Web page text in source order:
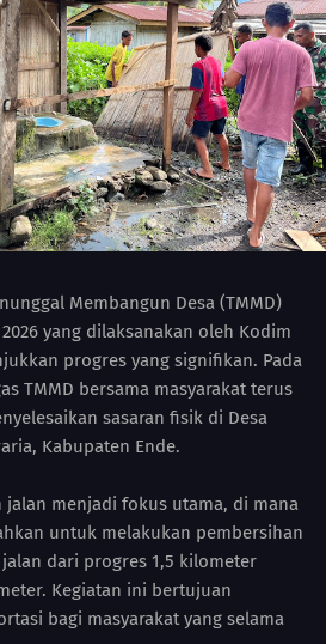
Membangun Desa (TMMD)
yang dilaksanakan oleh Kodim
progres yang signifikan. Pada
TMMD bersama masyarakat terus
sasaran fisik di Desa
Kabupaten Ende.
jalan menjadi fokus utama, di mana
untuk melakukan pembersihan
dari progres 1,5 kilometer
Kegiatan ini bertujuan
bagi masyarakat yang selama